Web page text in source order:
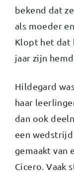
bekend dat
als moeder
Klopt het dat
jaar zijn
Hildegard
haar
dan ook
een
gemaakt van
Cicero. Vaak